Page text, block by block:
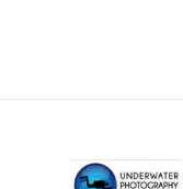
scuba_people_magazine